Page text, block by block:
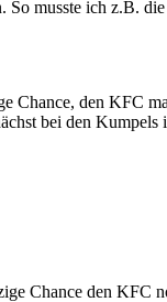
musste ich z.B.
Chance, den
bei den
Chance den